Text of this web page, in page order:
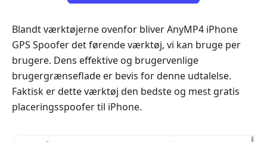
Blandt værktøjerne ovenfor bliver AnyMP4 iPhone
GPS Spoofer det førende værktøj, vi kan bruge per
brugere. Dens effektive og brugervenlige
brugergrænseflade er bevis for denne udtalelse.
Faktisk er dette værktøj den bedste og mest gratis
placeringsspoofer til iPhone.